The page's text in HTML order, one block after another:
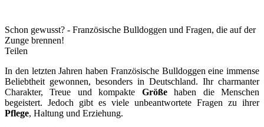
Schon gewusst? - Französische Bulldoggen und Fragen, die auf der
Zunge brennen!
Teilen
In den letzten Jahren haben Französische Bulldoggen eine immense
Beliebtheit gewonnen, besonders in Deutschland. Ihr charmanter
Charakter, Treue und kompakte Größehaben die Menschen
begeistert. Jedoch gibt es viele unbeantwortete Fragen zu ihrer
Pflege, Haltung und Erziehung.